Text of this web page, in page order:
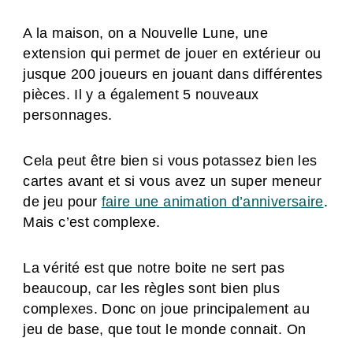
A la maison, on a Nouvelle Lune, une
extension qui permet de jouer en extérieur ou
jusque 200 joueurs en jouant dans différentes
pièces. Il y a également 5 nouveaux
personnages.
Cela peut être bien si vous potassez bien les
cartes avant et si vous avez un super meneur
de jeu pour faire une animation d’anniversaire.
Mais c’est complexe.
La vérité est que notre boite ne sert pas
beaucoup, car les règles sont bien plus
complexes. Donc on joue principalement au
jeu de base, que tout le monde connait. On